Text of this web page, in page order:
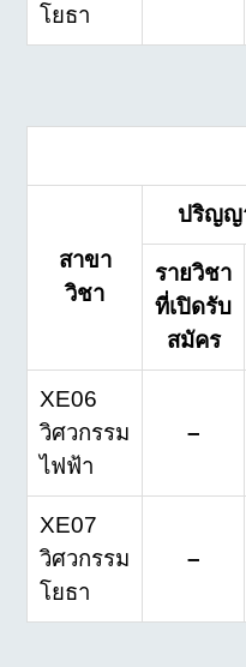
โยธา
สาขา
วิชา
ปริญญ
รายวิชา
ที่เปิดรับ
สมัคร
XE06
วิศวกรรม
ไฟฟ้า
–
XE07
วิศวกรรม
โยธา
–